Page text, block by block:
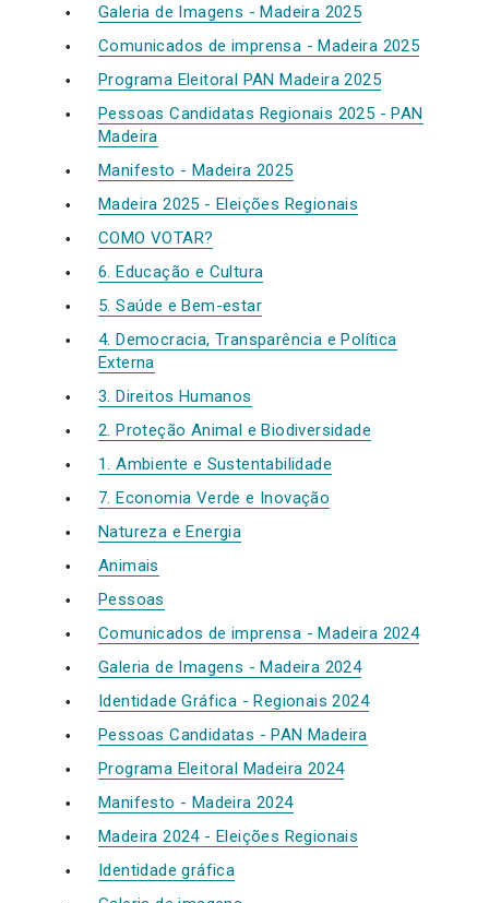
Galeria de Imagens - Madeira 2025
Comunicados de imprensa - Madeira 2025
Programa Eleitoral PAN Madeira 2025
Pessoas Candidatas Regionais 2025 - PAN
Madeira
Manifesto - Madeira 2025
Madeira 2025 - Eleições Regionais
COMO VOTAR?
6. Educação e Cultura
5. Saúde e Bem-estar
4. Democracia, Transparência e Política
Externa
3. Direitos Humanos
2. Proteção Animal e Biodiversidade
1. Ambiente e Sustentabilidade
7. Economia Verde e Inovação
Natureza e Energia
Animais
Pessoas
Comunicados de imprensa - Madeira 2024
Galeria de Imagens - Madeira 2024
Identidade Gráfica - Regionais 2024
Pessoas Candidatas - PAN Madeira
Programa Eleitoral Madeira 2024
Manifesto - Madeira 2024
Madeira 2024 - Eleições Regionais
Identidade gráfica